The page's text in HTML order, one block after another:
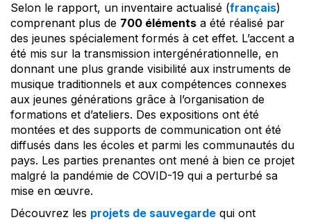
Selon le rapport, un inventaire actualisé (français)
comprenant plus de 700 éléments a été réalisé par
des jeunes spécialement formés à cet effet. L’accent a
été mis sur la transmission intergénérationnelle, en
donnant une plus grande visibilité aux instruments de
musique traditionnels et aux compétences connexes
aux jeunes générations grâce à l’organisation de
formations et d’ateliers. Des expositions ont été
montées et des supports de communication ont été
diffusés dans les écoles et parmi les communautés du
pays. Les parties prenantes ont mené à bien ce projet
malgré la pandémie de COVID-19 qui a perturbé sa
mise en œuvre.
Découvrez les projets de sauvegarde qui ont